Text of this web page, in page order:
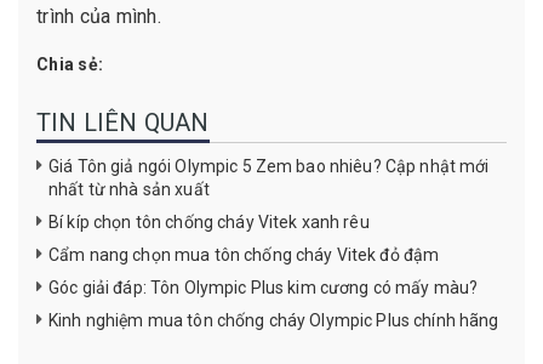
trình của mình.
Chia sẻ:
TIN LIÊN QUAN
Giá Tôn giả ngói Olympic 5 Zem bao nhiêu? Cập nhật mới
nhất từ nhà sản xuất
Bí kíp chọn tôn chống cháy Vitek xanh rêu
Cẩm nang chọn mua tôn chống cháy Vitek đỏ đậm
Góc giải đáp: Tôn Olympic Plus kim cương có mấy màu?
Kinh nghiệm mua tôn chống cháy Olympic Plus chính hãng